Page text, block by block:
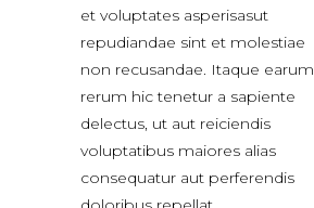
et voluptates asperisasut
repudiandae sint et molestiae
non recusandae. Itaque earum
rerum hic tenetur a sapiente
delectus, ut aut reiciendis
voluptatibus maiores alias
consequatur aut perferendis